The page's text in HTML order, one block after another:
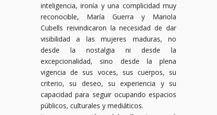
inteligencia, ironía y una complicidad muy
reconocible, María Guerra y Mariola
Cubells reivindicaron la necesidad de dar
visibilidad a las mujeres maduras, no
desde la nostalgia ni desde la
excepcionalidad, sino desde la plena
vigencia de sus voces, sus cuerpos, su
criterio, su deseo, su experiencia y su
capacidad para seguir ocupando espacios
públicos, culturales y mediáticos.